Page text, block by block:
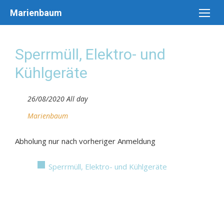
Marienbaum
Sperrmüll, Elektro- und
Kühlgeräte
26/08/2020 All day
Marienbaum
Abholung nur nach vorheriger Anmeldung
Sperrmüll, Elektro- und Kühlgeräte